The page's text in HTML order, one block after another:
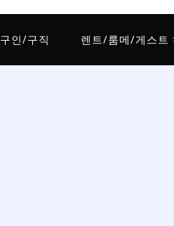
구인/구직 렌트/룸메/게스트